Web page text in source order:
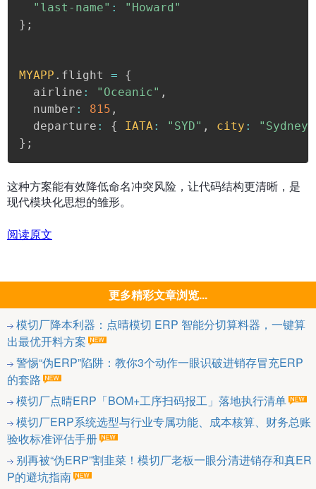
"last-name" :
"Howard"
} ;
MYAPP . flight =
{
  airline
: "Oceanic" ,
  number
: 815 ,
  departure
: { IATA: "SYD" , city :
"Sydney"
} ;
这种方案能有效降低命名冲突风险，让代码结构更清晰，是
现代模块化思想的雏形。
阅读原文
更多精彩文章浏览...
模切厂降本利器：点晴模切 ERP 智能分切算料器，一键算
出最优开料方案
警惕“伪ERP”陷阱：教你3个动作一眼识破进销存冒充ERP
的套路
模切厂点晴ERP「BOM+工序扫码报工」落地执行清单
模切厂ERP系统选型与行业专属功能、成本核算、财务总账
验收标准评估手册
别再被“伪ERP”割韭菜！模切厂老板一眼分清进销存和真ER
P的避坑指南